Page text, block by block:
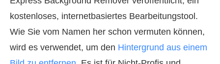
kostenloses, internetbasiertes Bearbeitungstool.
Wie Sie vom Namen her schon vermuten können,
wird es verwendet, um den Hintergrund aus einem